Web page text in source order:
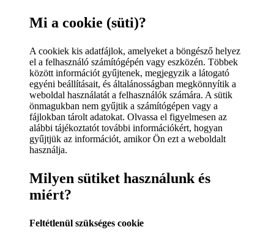
Mi a cookie (süti)?
A cookiek kis adatfájlok, amelyeket a böngésző helyez
el a felhasználó számítógépén vagy eszközén. Többek
között információt gyűjtenek, megjegyzik a látogató
egyéni beállításait, és általánosságban megkönnyítik a
weboldal használatát a felhasználók számára. A sütik
önmagukban nem gyűjtik a számítógépen vagy a
fájlokban tárolt adatokat. Olvassa el figyelmesen az
alábbi tájékoztatót további információkért, hogyan
gyűjtjük az információt, amikor Ön ezt a weboldalt
használja.
Milyen sütiket használunk és
miért?
Feltétlenül szükséges cookie